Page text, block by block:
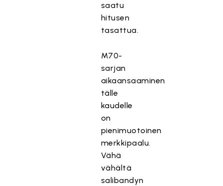
saatu
hitusen
tasattua.
M70-
sarjan
aikaansaaminen
tälle
kaudelle
on
pienimuotoinen
merkkipaalu.
Vähä
vähältä
salibandyn